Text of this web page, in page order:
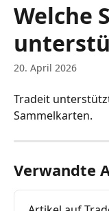
Welche
20. April 2026
Tradeit unterstützt
Sammelkarten.
Verwandte